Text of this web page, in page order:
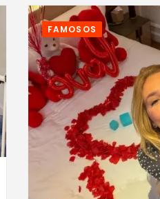
FAMOSOS